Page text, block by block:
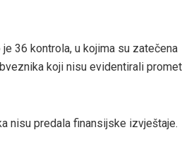
36 kontrola, u kojima su zatečena
koji nisu evidentirali promet
nisu predala finansijske izvještaje.